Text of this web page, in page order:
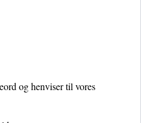
og henviser til vores